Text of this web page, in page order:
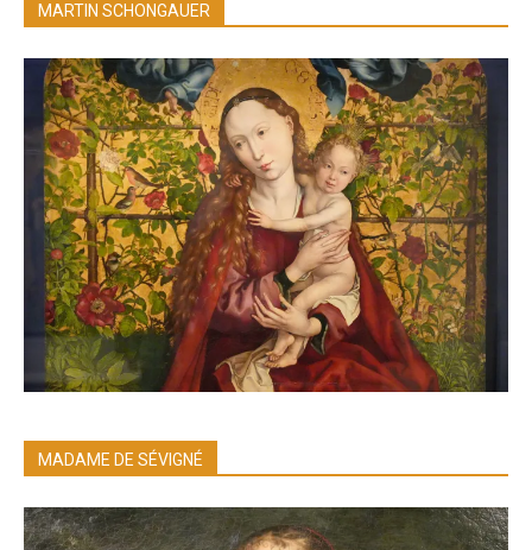
MARTIN SCHONGAUER
MADAME DE SÉVIGNÉ